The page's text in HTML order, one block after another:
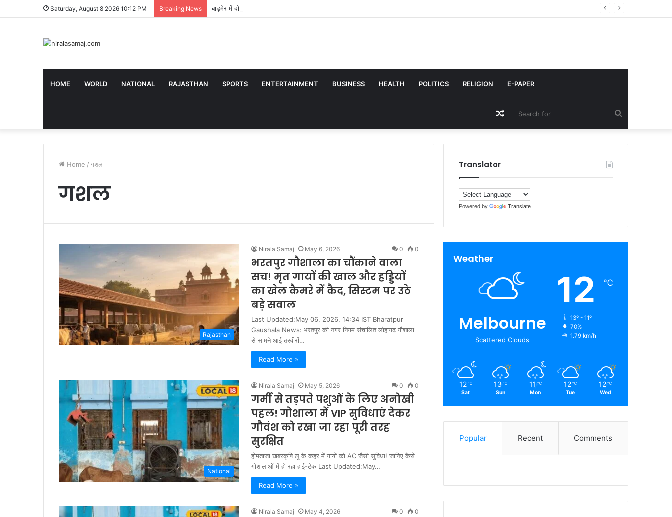
Saturday, August 8 2026 10:12 PM Breaking News बाड़मेर में दो बाइक की आमने-सामने भिड़ंत, तीन की मौत, एक घायल
HOME WORLD NATIONAL RAJASTHAN SPORTS ENTERTAINMENT BUSINESS HEALTH POLITICS RELIGION E-PAPER
for
Random
Article
Home / गशल
गशल
Rajasthan
Nirala Samaj May 6, 2026 0 0
भरतपुर गौशाला का चौंकाने वाला
सच! मृत गायों की खाल और हड्डियों
का खेल कैमरे में कैद, सिस्टम पर उठे
बड़े सवाल
Last Updated:May 06, 2026, 14:34 IST Bharatpur
Gaushala News: भरतपुर की नगर निगम संचालित लोहागढ़ गौशाला
से सामने आई तस्वीरों…
Read More »
National
Nirala Samaj May 5, 2026 0 0
गर्मी से तड़पते पशुओं के लिए अनोखी
पहल! गोशाला में VIP सुविधाएं देकर
गौवंश को रखा जा रहा पूरी तरह
सुरक्षित
होमताजा खबरकृषि लू के कहर में गायों को AC जैसी सुविधा! जानिए कैसे
गोशालाओं में हो रहा हाई-टेक Last Updated:May…
Read More »
Nirala Samaj May 4, 2026 0 0
Translator
Powered by Translate
Weather
Melbourne
Scattered Clouds
12 ℃
13º - 11º
70%
1.79 km/h
12 ℃
Sat
13 ℃
Sun
11 ℃
Mon
12 ℃
Tue
12 ℃
Wed
Popular Recent Comments